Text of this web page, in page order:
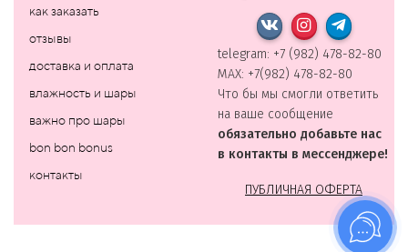
как заказать
отзывы
доставка и оплата
влажность и шары
важно про шары
bon bon bonus
контакты
telegram: +7 (982) 478-82-80
MAХ: +7(982) 478-82-80
Что бы мы смогли ответить
на ваше сообщение
обязательно добавьте нас
в контакты в мессенджере!
ПУБЛИЧНАЯ ОФЕРТА